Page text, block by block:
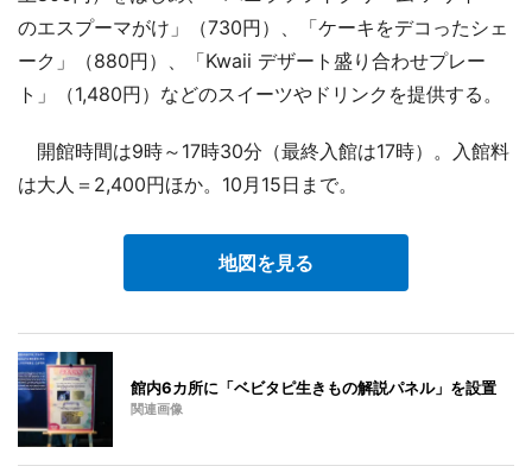
のエスプーマがけ」（730円）、「ケーキをデコったシェ
ーク」（880円）、「Kwaii デザート盛り合わせプレー
ト」（1,480円）などのスイーツやドリンクを提供する。
開館時間は9時～17時30分（最終入館は17時）。入館料
は大人＝2,400円ほか。10月15日まで。
地図を見る
館内6カ所に「ベビタピ生きもの解説パネル」を設置
関連画像